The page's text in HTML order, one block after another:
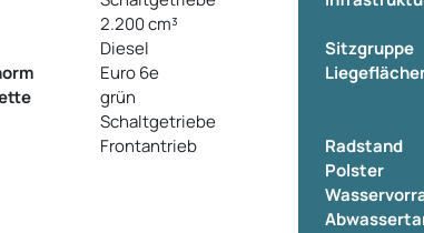
2.200 cm³
Diesel
Euro 6e
grün
Schaltgetriebe
Frontantrieb
Sitzgruppe
Radstand
Polster